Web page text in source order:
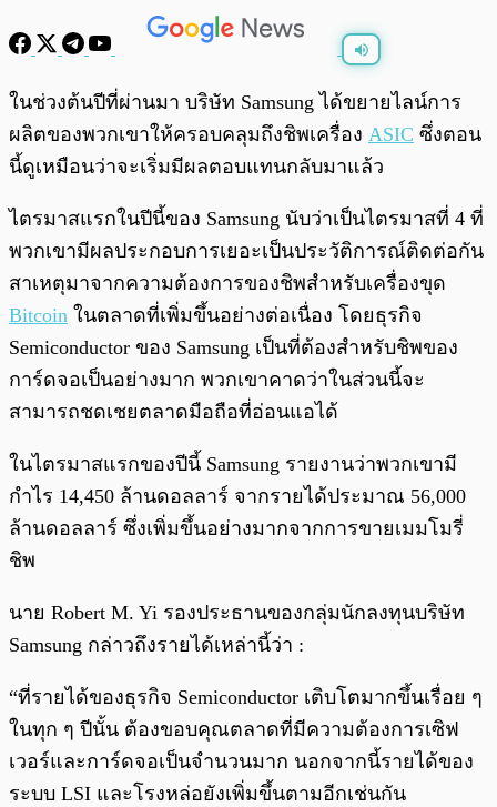
พร้อมเล่น 0:00 0:00
ในช่วงต้นปีที่ผ่านมา บริษัท Samsung ได้ขยายไลน์การ
ผลิตของพวกเขาให้ครอบคลุมถึงชิพเครื่อง ASIC ซึ่งตอน
นี้ดูเหมือนว่าจะเริ่มมีผลตอบแทนกลับมาแล้ว
ไตรมาสแรกในปีนี้ของ Samsung นับว่าเป็นไตรมาสที่ 4 ที่
พวกเขามีผลประกอบการเยอะเป็นประวัติการณ์ติดต่อกัน
สาเหตุมาจากความต้องการของชิพสำหรับเครื่องขุด
Bitcoin ในตลาดที่เพิ่มขึ้นอย่างต่อเนื่อง โดยธุรกิจ
Semiconductor ของ Samsung เป็นที่ต้องสำหรับชิพของ
การ์ดจอเป็นอย่างมาก พวกเขาคาดว่าในส่วนนี้จะ
สามารถชดเชยตลาดมือถือที่อ่อนแอได้
ในไตรมาสแรกของปีนี้ Samsung รายงานว่าพวกเขามี
กำไร 14,450 ล้านดอลลาร์ จากรายได้ประมาณ 56,000
ล้านดอลลาร์ ซึ่งเพิ่มขึ้นอย่างมากจากการขายเมมโมรี่
ชิพ
นาย Robert M. Yi รองประธานของกลุ่มนักลงทุนบริษัท
Samsung กล่าวถึงรายได้เหล่านี้ว่า :
“ที่รายได้ของธุรกิจ Semiconductor เติบโตมากขึ้นเรื่อย ๆ
ในทุก ๆ ปีนั้น ต้องขอบคุณตลาดที่มีความต้องการเซิฟ
เวอร์และการ์ดจอเป็นจำนวนมาก นอกจากนี้รายได้ของ
ระบบ LSI และโรงหล่อยังเพิ่มขึ้นตามอีกเช่นกัน